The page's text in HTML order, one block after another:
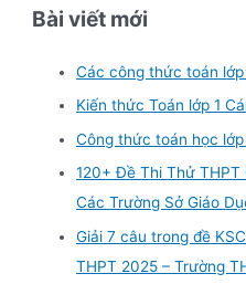
Bài viết mới
Các công thức toán lớp
Kiến thức Toán lớp 1
Công thức toán học
120+ Đề Thi Thử THPT
Các Trường Sở Giáo
Giải 7 câu trong đề
THPT 2025 – Trường